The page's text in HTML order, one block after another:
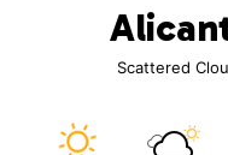
Scattered